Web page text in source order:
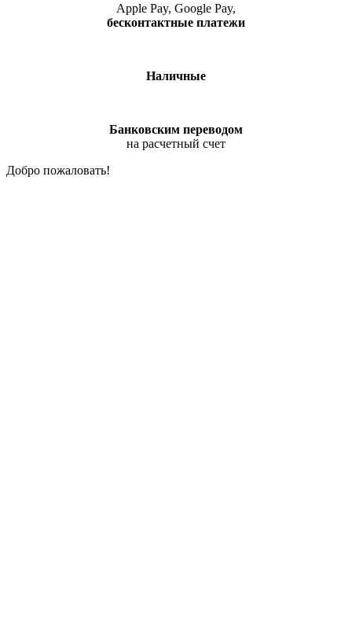
Apple Pay, Google Pay,
бесконтактные платежи
Наличные
Банковским переводом
на расчетный счет
Добро пожаловать!